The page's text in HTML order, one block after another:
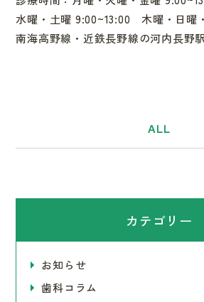
水曜・土曜 9:00~13:00 木曜・日曜
南海高野線・近鉄長野線の河内長野
ALL
カテゴリー
お知らせ
歯科コラム